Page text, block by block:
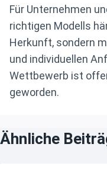
Für Unternehmen
richtigen Modells
Herkunft, sondern
und individuellen
Wettbewerb ist
geworden.
Ähnliche